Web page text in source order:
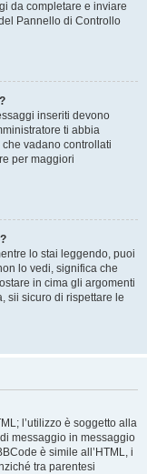
da completare e inviare
Pannello di Controllo
inseriti devono
ti abbia
vadano controllati
per maggiori
lo stai leggendo, puoi
lo vedi, significa che
in cima gli argomenti
sii sicuro di rispettare le
l’utilizzo è soggetto alla
messaggio in messaggio
è simile all’HTML, i
tra parentesi